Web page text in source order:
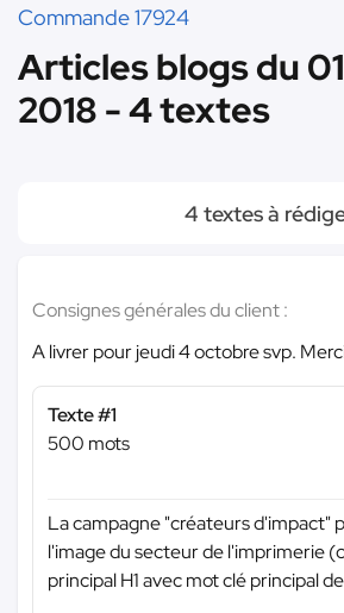
Commande 17924
Articles blogs du
2018 - 4 textes
4 textes à
Consignes générales du client :
A livrer pour jeudi 4 octobre svp.
Texte #1
500 mots
La campagne "créateurs d'impact"
l'image du secteur de l'imprimerie
principal H1 avec mot clé principal